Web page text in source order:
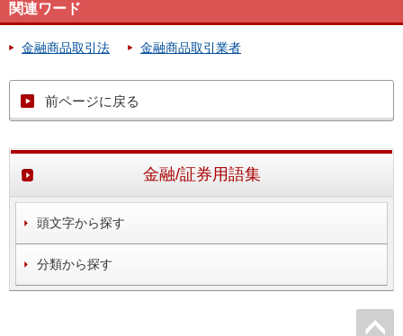
関連ワード
金融商品取引法 金融商品取引業者
前ページに戻る
金融/証券用語集
頭文字から探す
分類から探す